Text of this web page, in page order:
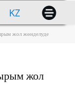
KZ
жол жөнделуде
жол